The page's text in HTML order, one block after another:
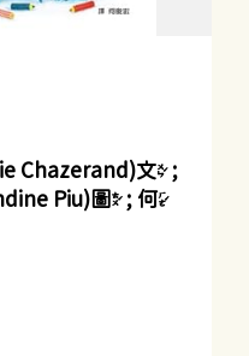
文 ;
Piu)圖 ; 何